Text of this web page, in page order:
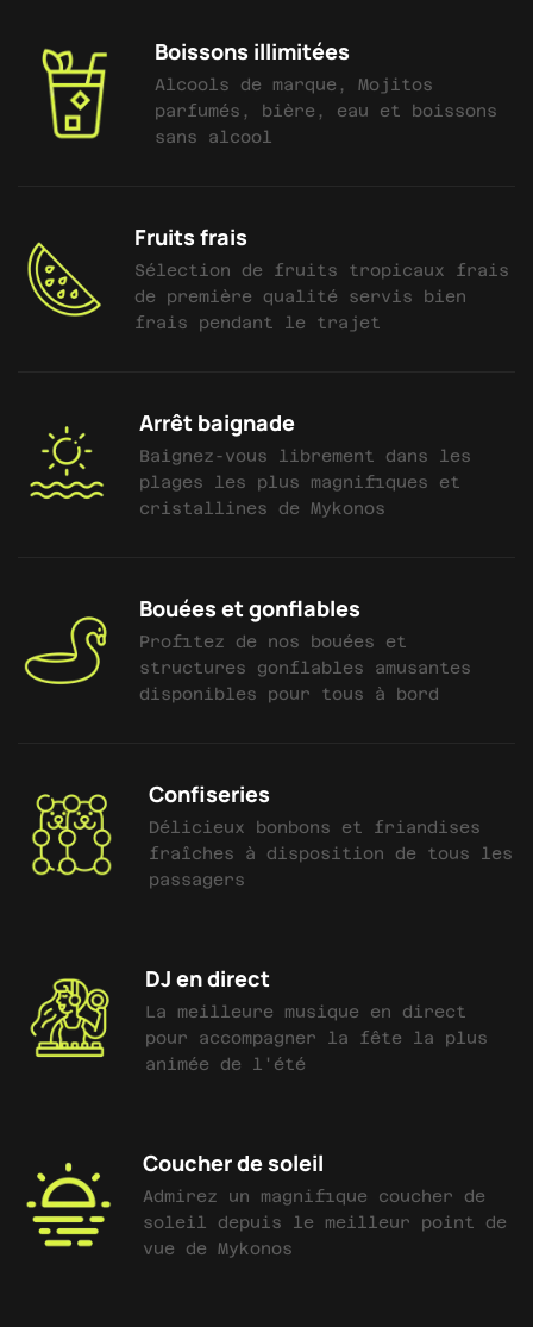
Boissons illimitées
Alcools de marque, Mojitos
parfumés, bière, eau et boissons
sans alcool
Fruits frais
Sélection de fruits tropicaux frais
de première qualité servis bien
frais pendant le trajet
Arrêt baignade
Baignez-vous librement dans les
plages les plus magnifiques et
cristallines de Mykonos
Bouées et gonflables
Profitez de nos bouées et
structures gonflables amusantes
disponibles pour tous à bord
Confiseries
Délicieux bonbons et friandises
fraîches à disposition de tous les
passagers
DJ en direct
La meilleure musique en direct
pour accompagner la fête la plus
animée de l'été
Coucher de soleil
Admirez un magnifique coucher de
soleil depuis le meilleur point de
vue de Mykonos